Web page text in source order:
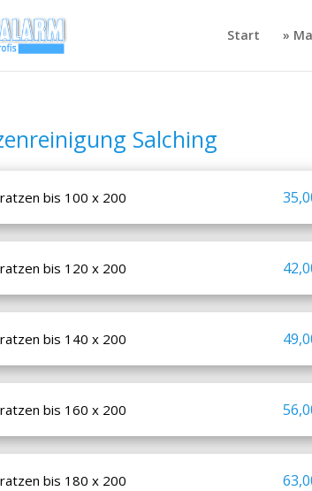
Start »
Salching
bis 100 x 200
bis 120 x 200
bis 140 x 200
bis 160 x 200
bis 180 x 200